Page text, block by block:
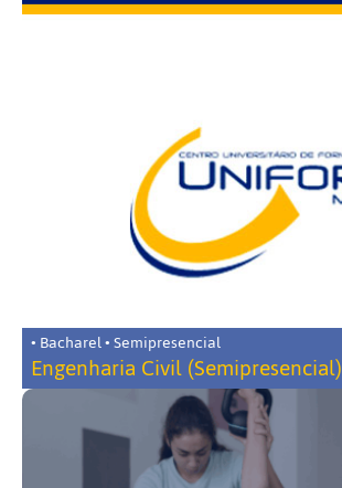
• Bacharel • Semipresencial
Engenharia Civil (Semipresencial)